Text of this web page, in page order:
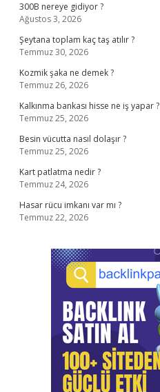
300B nereye gidiyor ?
Ağustos 3, 2026
Şeytana toplam kaç taş atılır ?
Temmuz 30, 2026
Kozmik şaka ne demek ?
Temmuz 26, 2026
Kalkınma bankası hisse ne iş yapar ?
Temmuz 25, 2026
Besin vücutta nasıl dolaşır ?
Temmuz 25, 2026
Kart patlatma nedir ?
Temmuz 24, 2026
Hasar rücu imkanı var mı ?
Temmuz 22, 2026